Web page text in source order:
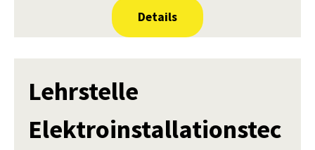
Details
Lehrstelle
Elektroinstallationstec